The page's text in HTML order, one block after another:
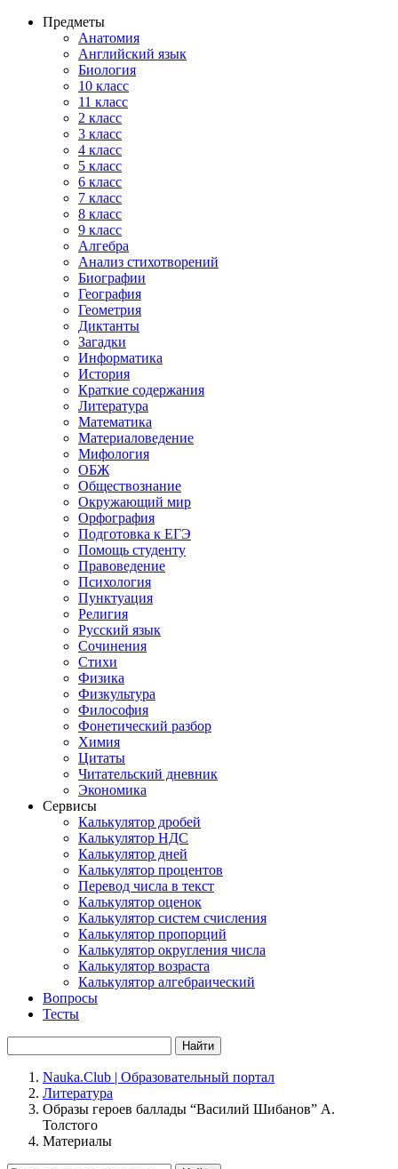
Предметы
Анатомия
Английский язык
Биология
10 класс
11 класс
2 класс
3 класс
4 класс
5 класс
6 класс
7 класс
8 класс
9 класс
Алгебра
Анализ стихотворений
Биографии
География
Геометрия
Диктанты
Загадки
Информатика
История
Краткие содержания
Литература
Математика
Материаловедение
Мифология
ОБЖ
Обществознание
Окружающий мир
Орфография
Подготовка к ЕГЭ
Помощь студенту
Правоведение
Психология
Пунктуация
Религия
Русский язык
Сочинения
Стихи
Физика
Физкультура
Философия
Фонетический разбор
Химия
Цитаты
Читательский дневник
Экономика
Сервисы
Калькулятор дробей
Калькулятор НДС
Калькулятор дней
Калькулятор процентов
Перевод числа в текст
Калькулятор оценок
Калькулятор систем счисления
Калькулятор пропорций
Калькулятор округления числа
Калькулятор возраста
Калькулятор алгебраический
Вопросы
Тесты
Найти
Nauka.Club | Образовательный портал
Литература
Образы героев баллады “Василий Шибанов” А.
Толстого
Материалы